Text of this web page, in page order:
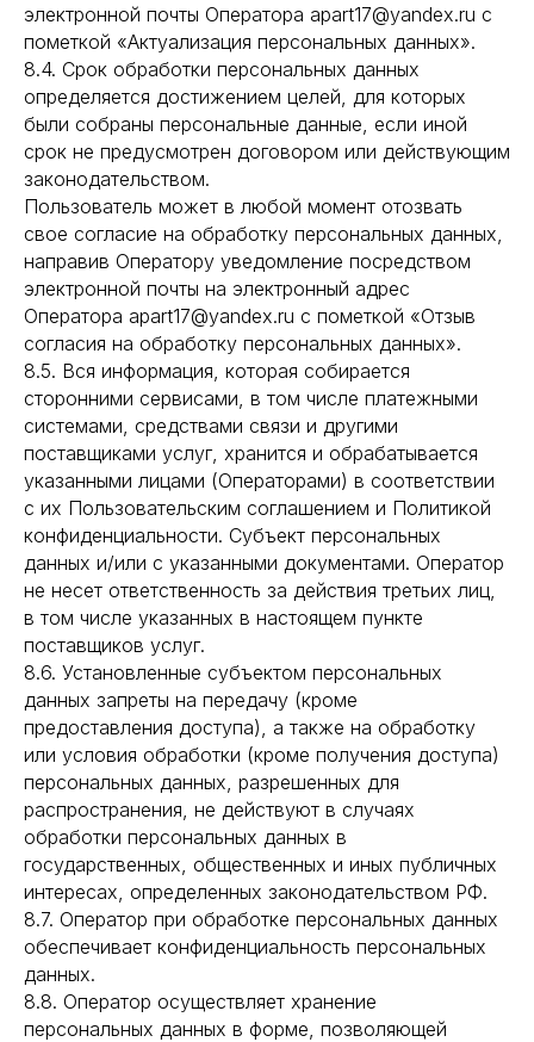
электронной почты Оператора apart17@yandex.ru с
пометкой «Актуализация персональных данных».
8.4. Срок обработки персональных данных
определяется достижением целей, для которых
были собраны персональные данные, если иной
срок не предусмотрен договором или действующим
законодательством.
Пользователь может в любой момент отозвать
свое согласие на обработку персональных данных,
направив Оператору уведомление посредством
электронной почты на электронный адрес
Оператора apart17@yandex.ru с пометкой «Отзыв
согласия на обработку персональных данных».
8.5. Вся информация, которая собирается
сторонними сервисами, в том числе платежными
системами, средствами связи и другими
поставщиками услуг, хранится и обрабатывается
указанными лицами (Операторами) в соответствии
с их Пользовательским соглашением и Политикой
конфиденциальности. Субъект персональных
данных и/или с указанными документами. Оператор
не несет ответственность за действия третьих лиц,
в том числе указанных в настоящем пункте
поставщиков услуг.
8.6. Установленные субъектом персональных
данных запреты на передачу (кроме
предоставления доступа), а также на обработку
или условия обработки (кроме получения доступа)
персональных данных, разрешенных для
распространения, не действуют в случаях
обработки персональных данных в
государственных, общественных и иных публичных
интересах, определенных законодательством РФ.
8.7. Оператор при обработке персональных данных
обеспечивает конфиденциальность персональных
данных.
8.8. Оператор осуществляет хранение
персональных данных в форме, позволяющей